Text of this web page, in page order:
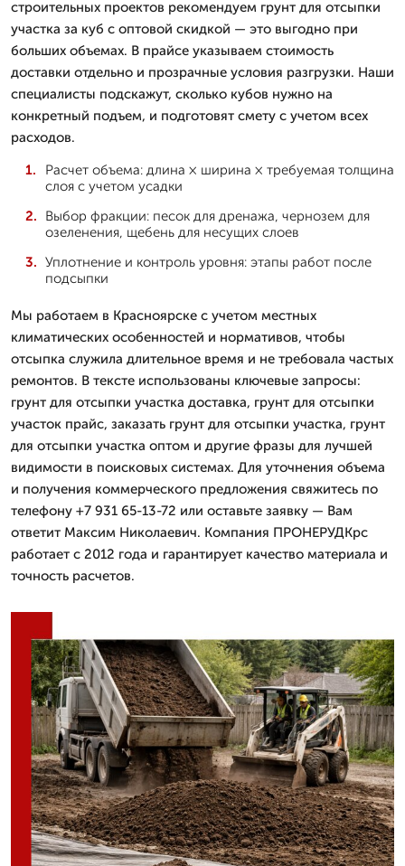
строительных проектов рекомендуем грунт для отсыпки
участка за куб с оптовой скидкой — это выгодно при
больших объемах. В прайсе указываем стоимость
доставки отдельно и прозрачные условия разгрузки. Наши
специалисты подскажут, сколько кубов нужно на
конкретный подъем, и подготовят смету с учетом всех
расходов.
Расчет объема: длина × ширина × требуемая толщина
слоя с учетом усадки
Выбор фракции: песок для дренажа, чернозем для
озеленения, щебень для несущих слоев
Уплотнение и контроль уровня: этапы работ после
подсыпки
Мы работаем в Красноярске с учетом местных
климатических особенностей и нормативов, чтобы
отсыпка служила длительное время и не требовала частых
ремонтов. В тексте использованы ключевые запросы:
грунт для отсыпки участка доставка, грунт для отсыпки
участок прайс, заказать грунт для отсыпки участка, грунт
для отсыпки участка оптом и другие фразы для лучшей
видимости в поисковых системах. Для уточнения объема
и получения коммерческого предложения свяжитесь по
телефону +7 931 65-13-72 или оставьте заявку — Вам
ответит Максим Николаевич. Компания ПРОНЕРУДКрс
работает с 2012 года и гарантирует качество материала и
точность расчетов.